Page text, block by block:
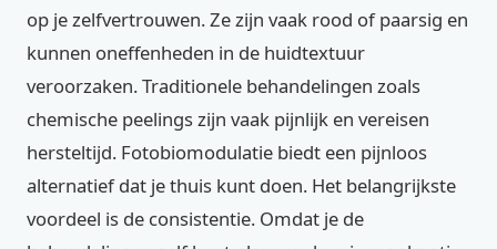
op je zelfvertrouwen. Ze zijn vaak rood of paarsig en
kunnen oneffenheden in de huidtextuur
veroorzaken. Traditionele behandelingen zoals
chemische peelings zijn vaak pijnlijk en vereisen
hersteltijd. Fotobiomodulatie biedt een pijnloos
alternatief dat je thuis kunt doen. Het belangrijkste
voordeel is de consistentie. Omdat je de